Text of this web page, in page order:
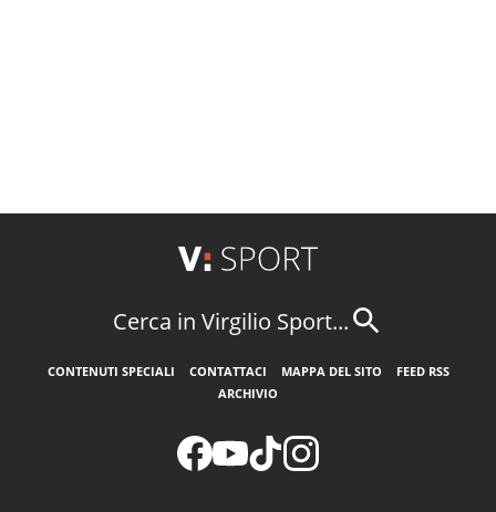
Cerca in Virgilio Sport...
CONTENUTI SPECIALI CONTATTACI MAPPA DEL SITO
FEED RSS
ARCHIVIO